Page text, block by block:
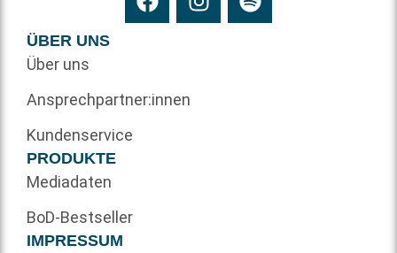
ÜBER UNS
Über uns
Ansprechpartner:innen
Kundenservice
PRODUKTE
Mediadaten
BoD-Bestseller
IMPRESSUM